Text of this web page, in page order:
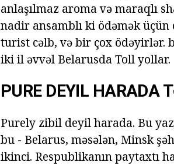
anlaşılmaz aroma və maraqlı
nadir ansamblı ki ödəmək
turist cəlb, və bir çox ödəyirlər.
iki il əvvəl Belarusda Toll yollar.
PURE DEYIL HARADA
Purely zibil deyil harada. Bu
bu - Belarus, məsələn, Minsk
ikinci. Respublikanın paytaxtı